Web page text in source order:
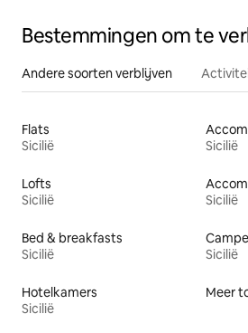
Bestemmingen om te
Andere soorten verblijven
Flats
Sicilië
Sicilië
Lofts
Sicilië
Sicilië
Bed & breakfasts
Sicilië
Sicilië
Hotelkamers
Sicilië
Meer